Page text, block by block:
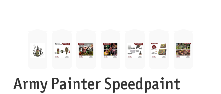
Army Painter Speedpaint